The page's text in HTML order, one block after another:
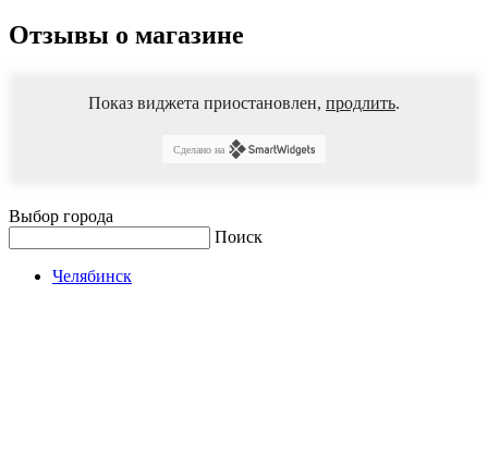
Отзывы о магазине
Показ виджета приостановлен, продлить.
Сделано на
Выбор города
Поиск
Челябинск